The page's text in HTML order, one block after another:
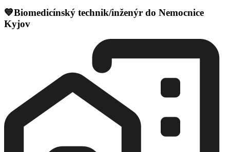
💙Biomedicínský technik/inženýr do Nemocnice
Kyjov